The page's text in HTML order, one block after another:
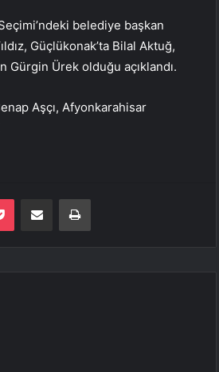
belediye başkan
Güçlükonak’ta Bilal Aktuğ,
Gürgin Ürek olduğu açıklandı.
Aşçı, Afyonkarahisar
Pocket E-Posta ile paylaş Yazdır